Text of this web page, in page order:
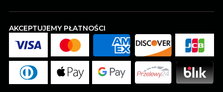
AKCEPTUJEMY PŁATNOŚCI